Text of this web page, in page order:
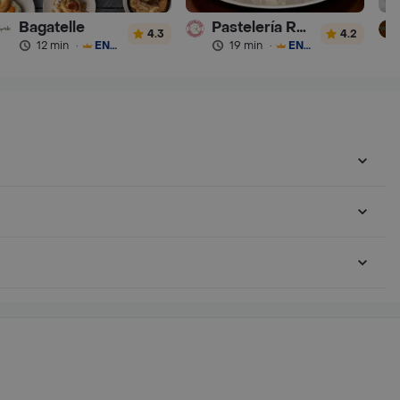
Bagatelle
12 min · ENVÍO GRATIS
4.3 Pastelería Romannoti
19 min · ENVÍO GRATIS
4.2